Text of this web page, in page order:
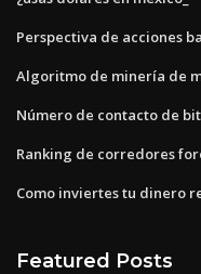
Perspectiva de acciones
Algoritmo de minería de
Número de contacto de
Ranking de corredores
Como inviertes tu dinero
Featured Posts